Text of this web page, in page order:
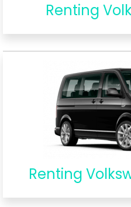
Renting
Renting